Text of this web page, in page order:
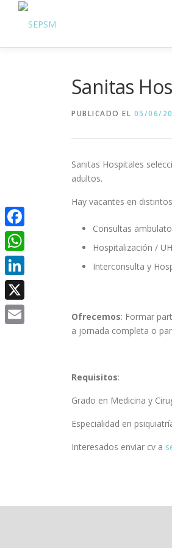
Sanitas
PUBLICADO EL 05/06/
Sanitas Hospitales
adultos.
Hay vacantes en
Consultas
Hospitalización /
Interconsulta y
Ofrecemos: Formar
a jornada completa o
Requisitos:
Grado en Medicina y
Especialidad en
Interesados enviar cv a
Facebook
WhatsApp
LinkedIn
X